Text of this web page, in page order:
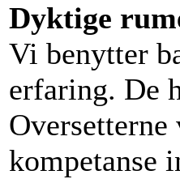
Dyktige
Vi benytter
erfaring. De
kompetanse